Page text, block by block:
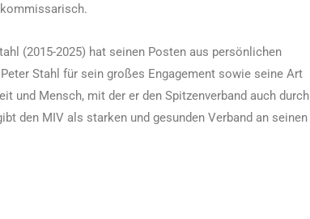
(2015-2025) hat seinen Posten aus persönlichen
Stahl für sein großes Engagement sowie seine Art
und Mensch, mit der er den Spitzenverband auch durch
den MIV als starken und gesunden Verband an seinen